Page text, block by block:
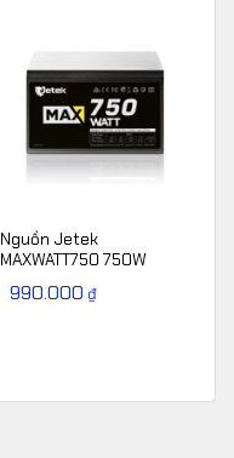
Nguồn Jetek
MAXWATT750 750W
990.000 ₫